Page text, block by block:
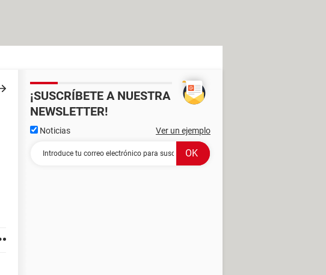
¡SUSCRÍBETE A NUESTRA
NEWSLETTER!
Noticias Ver un ejemplo